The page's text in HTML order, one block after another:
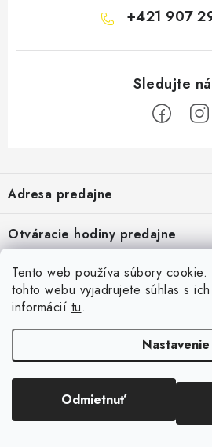
Tento web používa súbory cookie.
tohto webu vyjadrujete súhlas s
informácií tu.
Nastavenie
Odmietnuť
+421 907
p
ä
t
Adresa predajne
Pekárska 4, 941 31 Dvory nad Žitavou
Pozrite si Google mapu
Pozrieť detail mapy »
Otváracie hodiny predajne
Sobota, Nedeľa: Zatvorené
Informácie pre Vás
Napíšte nám
Obchodné podmienky
Ochrana osobných údajov
Facebook
Vytvoril
Copyright 2026Rybárske potreby Vaďo.sk